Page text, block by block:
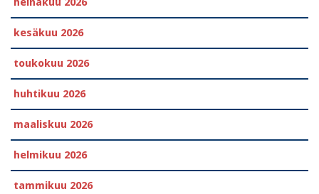
kesäkuu 2026
toukokuu 2026
huhtikuu 2026
maaliskuu 2026
helmikuu 2026
tammikuu 2026